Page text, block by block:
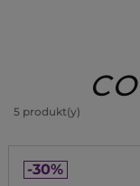
5 produkt(y)
-30%